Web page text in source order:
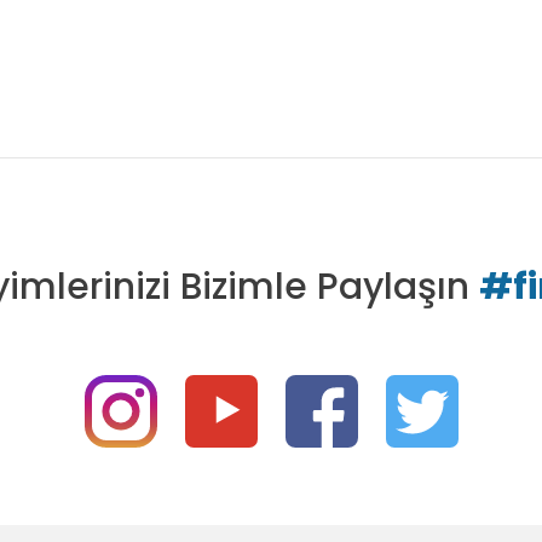
Bizimle Paylaşın